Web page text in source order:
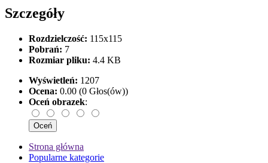
Szczegóły
Rozdzielczość: 115x115
Pobrań: 7
Rozmiar pliku: 4.4 KB
Wyświetleń: 1207
Ocena: 0.00 (0 Głos(ów))
Oceń obrazek:
Strona główna
Popularne kategorie